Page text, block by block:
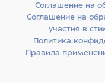
Соглашение на
Соглашение на
участия в
Политика
Правила